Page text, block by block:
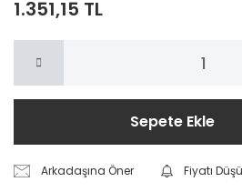
1.351,15 TL
Sepete Ekle
Arkadaşına Öner
Fiyatı